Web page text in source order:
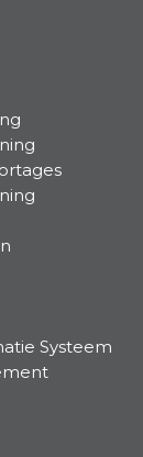
Systeem